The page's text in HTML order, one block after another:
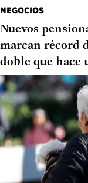
NEGOCIOS
Nuevos
marcan récord
doble que hace